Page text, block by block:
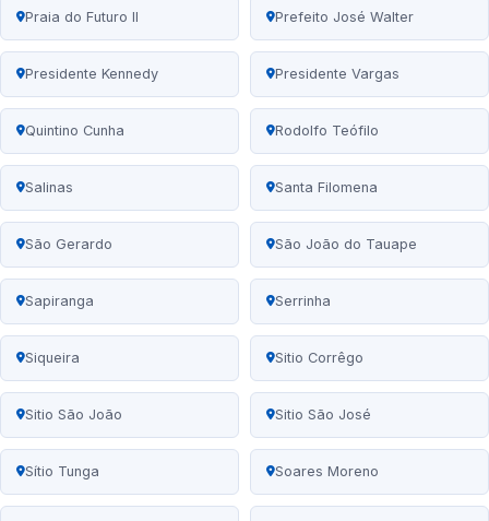
Praia do Futuro II Prefeito José Walter
Presidente Kennedy Presidente Vargas
Quintino Cunha Rodolfo Teófilo
Salinas Santa Filomena
São Gerardo São João do Tauape
Sapiranga Serrinha
Siqueira Sitio Corrêgo
Sitio São João Sitio São José
Sítio Tunga Soares Moreno